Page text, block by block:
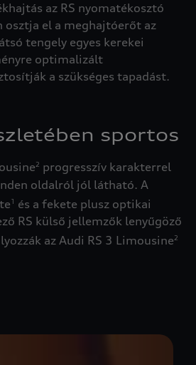
az RS nyomatékosztó
osztja el a meghajtóerőt az
tengely egyes kerekei
optimalizált
a szükséges tapadást.
sportos
2 progresszív karakterrel
oldalról jól látható. A
1
és a fekete plusz optikai
RS külső jellemzők lenyűgöző
az Audi RS 3 Limousine2